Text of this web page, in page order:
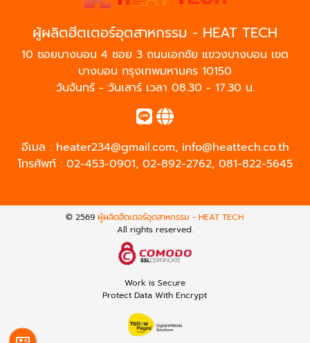
ผู้ผลิตฮีตเตอร์อุตสาหกรรม - HEAT TECH
10 ซอยบางบอน 4 ซอย 3 ถนนเอกชัย แขวงบางบอน เขต
บางบอน กรุงเทพมหานคร 10150
วันจันทร์ - วันเสาร์ เวลา 08.30 - 17.30 น.
อีเมล : heater234@gmail.com, info@heattech.co.th
โทรศัพท์ : 02-453-0901, 02-892-2762, 081-822-5645
© 2569ผู้ผลิตฮีตเตอร์อุตสาหกรรม - HEAT TECH
All rights reserved.
Work is Secure
Protect Data With Encrypt